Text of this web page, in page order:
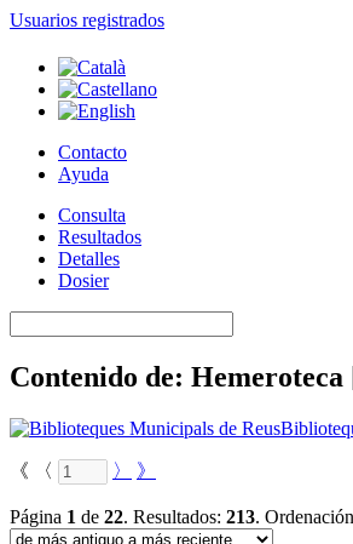
Usuarios registrados
Contacto
Ayuda
Consulta
Resultados
Detalles
Dosier
Contenido de: Hemeroteca
《 〈 〉 》
Página 1 de 22. Resultados: 213. Ordenación